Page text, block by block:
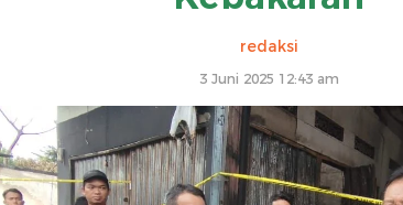
redaksi
3 Juni 2025 12:43 am